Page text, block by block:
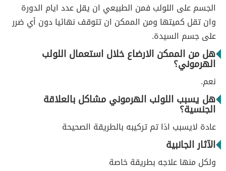
الجسم على اللولب فمن الطبيعي ان يقل عدد ايام الدورة
وان تقل كميتها ومن الممكن ان تتوقف نهائيا دون أي ضرر
على جسم السيدة.
هل من الممكن الارضاع خلال استعمال اللولب
الهرموني؟
نعم.
هل يسبب اللولب الهرموني مشاكل بالعلاقة
الجنسية؟
عادة لايسبب اذا تم تركيبه بالطريقة الصحيحة
الآثار الجانبية
ولكل منها علاجه بطريقة خاصة